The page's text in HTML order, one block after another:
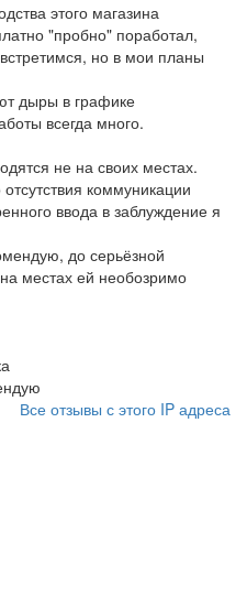
этого магазина
"пробно" поработал,
но в мои планы
дыры в графике
всегда много.
не на своих местах.
коммуникации
ввода в заблуждение я
до серьёзной
местах ей необозримо
Все отзывы с этого IP адреса